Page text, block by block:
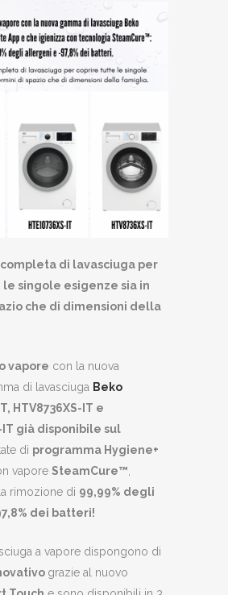
di lavasciuga per
singole esigenze sia in
che di dimensioni della
vapore con la nuova
di lavasciuga Beko
HTV8736XS-IT e
IT già disponibile sul
di programma Hygiene+
vapore SteamCure™
rimozione di 99,99% degli
dei batteri!
a vapore dispongono di
grazie al nuovo